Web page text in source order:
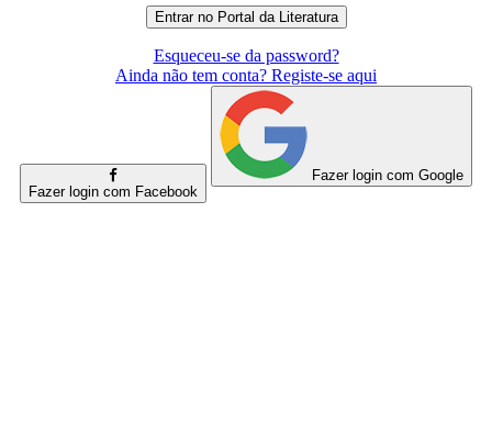
Esqueceu-se da password?
Ainda não tem conta? Registe-se aqui
Fazer login com Facebook
Fazer login com Google